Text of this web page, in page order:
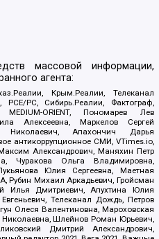
массовой информации,
агента:
Крым.Реалии, Телеканал
PC, Сибирь.Реалии, Фактограф,
ORIENT, Пономарев Лев
Алексеевна, Маркелов Сергей
Николаевич, Апахончич Дарья
антикоррупционное СМИ, VTimes.io,
Александрович, Маняхин Петр
Чуракова Ольга Владимировна,
Юлия Сергеевна, Маетная
Рубин Михаил Аркадьевич, Гройсман
Илья Дмитриевич, Апухтина Юлия
Телеканал Дождь, Петров
Олеся Валентиновна, Мароховская
Шлейнов Роман Юрьевич,
Дмитрий Александрович,